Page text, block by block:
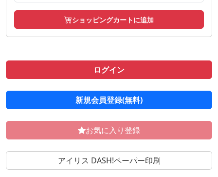
ショッピングカートに追加
ログイン
新規会員登録(無料)
お気に入り登録
アイリス DASH!ペーパー印刷